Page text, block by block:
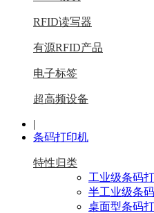
RFID读写器
有源RFID产品
电子标签
超高频设备
|
条码打印机
特性归类
工业级条码
半工业级条
桌面型条码